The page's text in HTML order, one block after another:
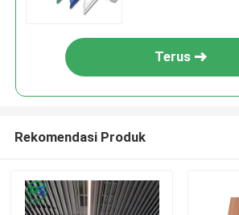
Terus
Rekomendasi Produk